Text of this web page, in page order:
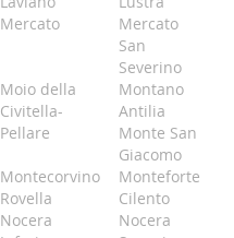
Mercato
Mercato
San
Severino
Moio della
Civitella-
Pellare
Montano
Antilia
Monte San
Giacomo
Montecorvino
Rovella
Monteforte
Cilento
Nocera
Nocera